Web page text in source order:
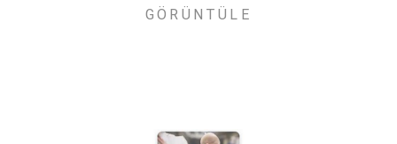
GÖRÜNTÜLE